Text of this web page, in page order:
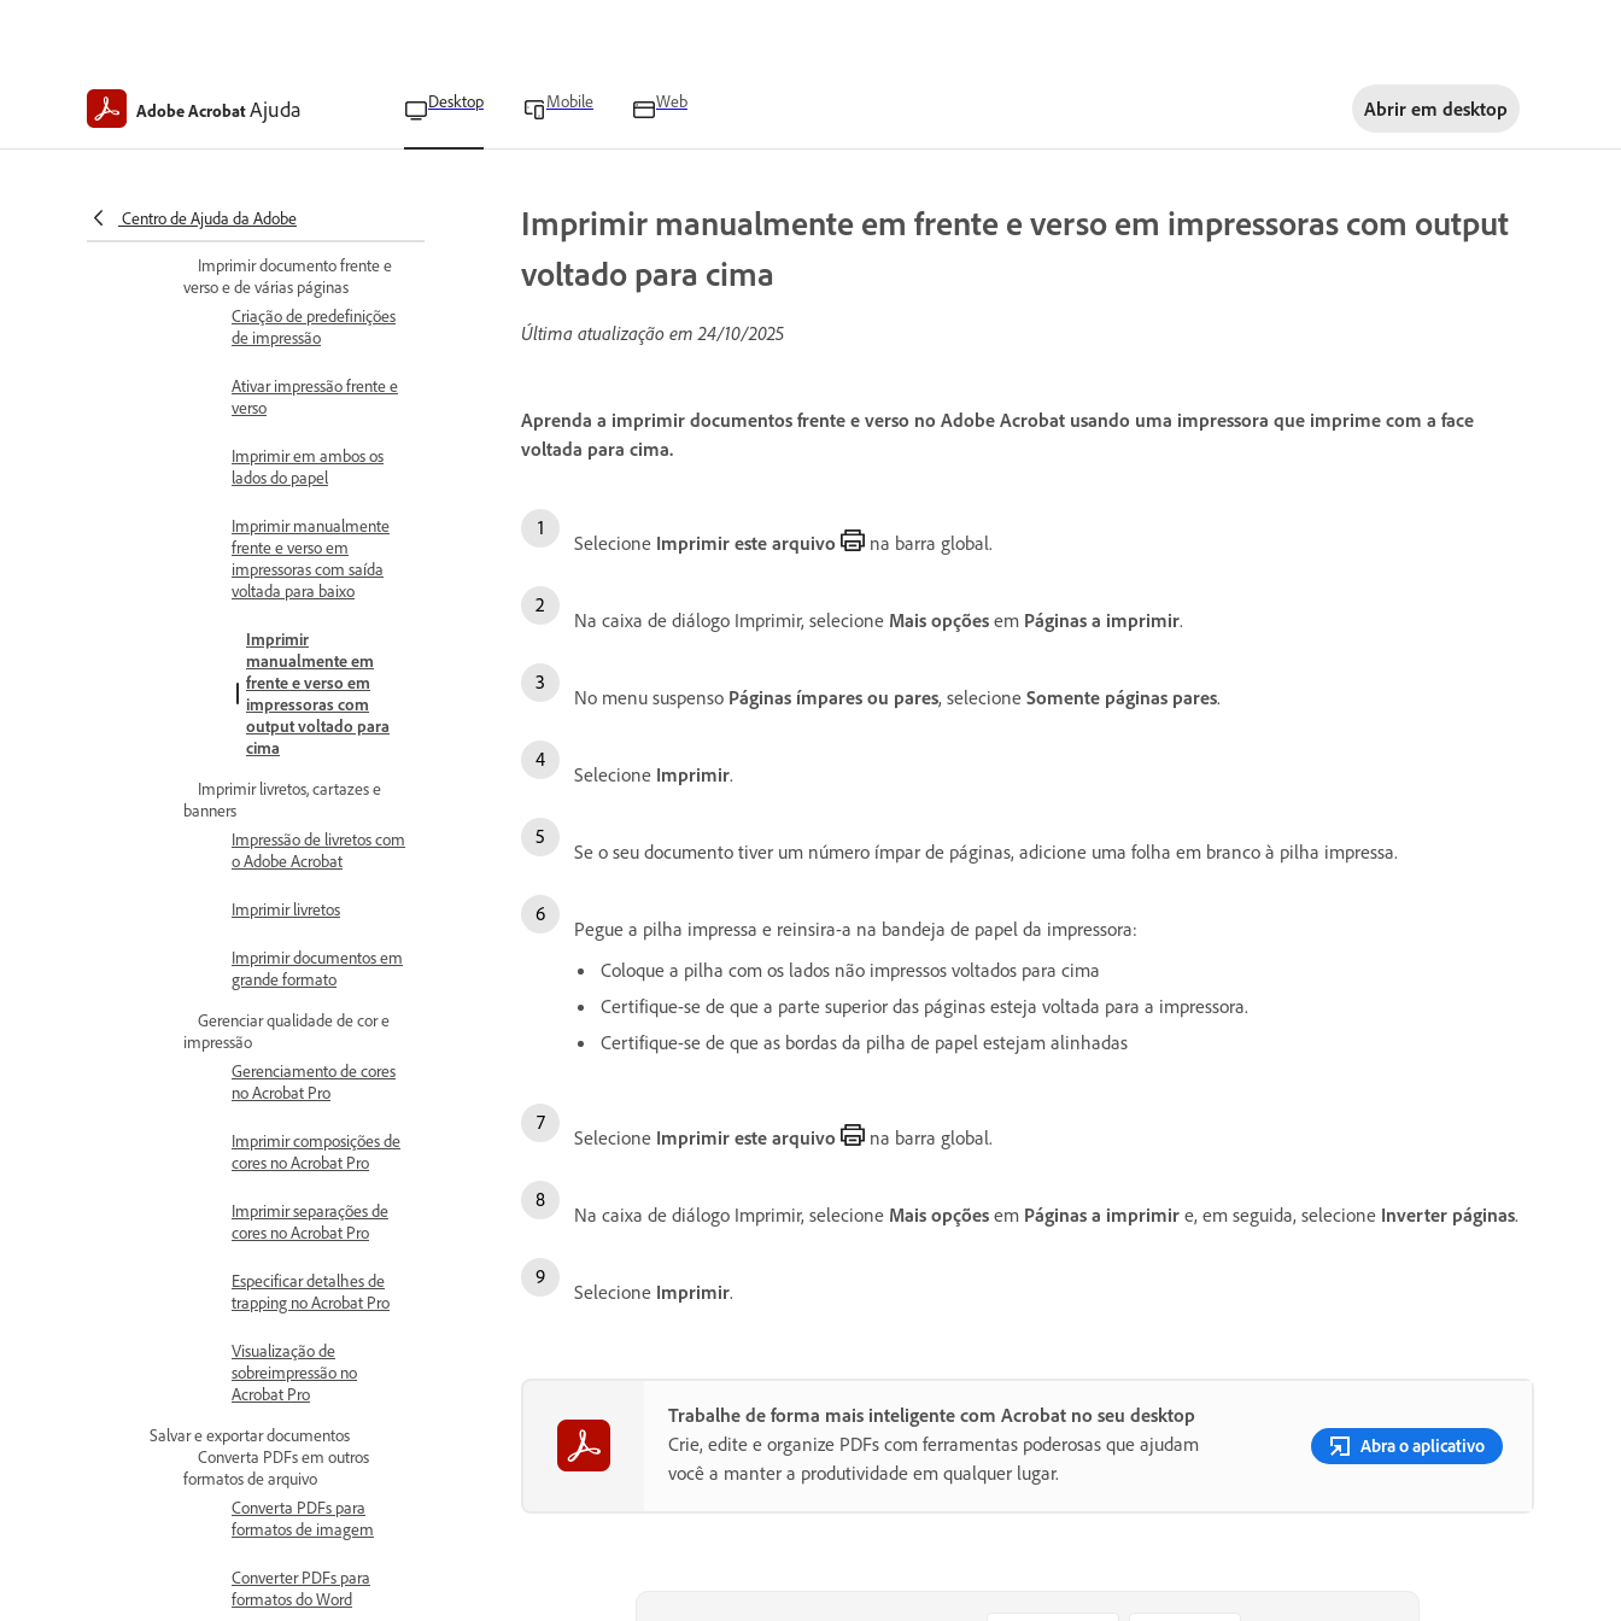
Adobe AcrobatAjuda Desktop Mobile Web Abrir em desktop
Centro de Ajuda da Adobe
Imprimir PDFs com fontes
Windows
Imprimir documento frente e
verso e de várias páginas
Criação de predefinições
de impressão
Ativar impressão frente e
verso
Imprimir em ambos os
lados do papel
Imprimir manualmente
frente e verso em
impressoras com saída
voltada para baixo
Imprimir
manualmente em
frente e verso em
impressoras com
output voltado para
cima
Imprimir livretos, cartazes e
banners
Impressão de livretos com
o Adobe Acrobat
Imprimir livretos
Imprimir documentos em
grande formato
Gerenciar qualidade de cor e
impressão
Gerenciamento de cores
no Acrobat Pro
Imprimir composições de
cores no Acrobat Pro
Imprimir separações de
cores no Acrobat Pro
Especificar detalhes de
trapping no Acrobat Pro
Visualização de
sobreimpressão no
Acrobat Pro
Salvar e exportar documentos
Converta PDFs em outros
formatos de arquivo
Converta PDFs para
formatos de imagem
Converter PDFs para
formatos do Word
Imprimir manualmente em frente e verso em impressoras com output
voltado para cima
Última atualização em24/10/2025
Aprenda a imprimir documentos frente e verso no Adobe Acrobat usando uma impressora que imprime com a face
voltada para cima.
Selecione Imprimir este arquivo na barra global.
Na caixa de diálogo Imprimir, selecione Mais opções em Páginas a imprimir.
No menu suspenso Páginas ímpares ou pares, selecione Somente páginas pares.
Selecione Imprimir.
Se o seu documento tiver um número ímpar de páginas, adicione uma folha em branco à pilha impressa.
Pegue a pilha impressa e reinsira-a na bandeja de papel da impressora:
Coloque a pilha com os lados não impressos voltados para cima
Certifique-se de que a parte superior das páginas esteja voltada para a impressora.
Certifique-se de que as bordas da pilha de papel estejam alinhadas
Selecione Imprimir este arquivo na barra global.
Na caixa de diálogo Imprimir, selecione Mais opções em Páginas a imprimir e, em seguida, selecione Inverter páginas.
Selecione Imprimir.
Trabalhe de forma mais inteligente com Acrobat no seu desktop
Crie, edite e organize PDFs com ferramentas poderosas que ajudam
você a manter a produtividade em qualquer lugar.
Abra o aplicativo